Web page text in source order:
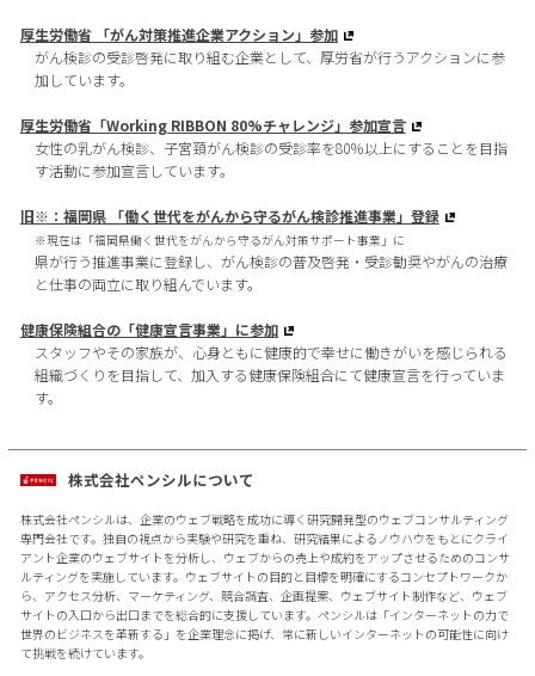
厚生労働省 「がん対策推進企業アクション」参加
がん検診の受診啓発に取り組む企業として、厚労省が行うアクションに参
加しています。
厚生労働省「Working RIBBON 80%チャレンジ」参加宣言
女性の乳がん検診、子宮頚がん検診の受診率を80％以上にすることを目指
す活動に参加宣言しています。
旧※：福岡県 「働く世代をがんから守るがん検診推進事業」登録
※現在は「福岡県働く世代をがんから守るがん対策サポート事業」に
県が行う推進事業に登録し、がん検診の普及啓発・受診勧奨やがんの治療
と仕事の両立に取り組んでいます。
健康保険組合の「健康宣言事業」に参加
スタッフやその家族が、心身ともに健康的で幸せに働きがいを感じられる
組織づくりを目指して、加入する健康保険組合にて健康宣言を行っていま
す。
株式会社ペンシルについて
株式会社ペンシルは、企業のウェブ戦略を成功に導く研究開発型のウェブコンサルティング
専門会社です。独自の視点から実験や研究を重ね、研究結果によるノウハウをもとにクライ
アント企業のウェブサイトを分析し、ウェブからの売上や成約をアップさせるためのコンサ
ルティングを実施しています。ウェブサイトの目的と目標を明確にするコンセプトワークか
ら、アクセス分析、マーケティング、競合調査、企画提案、ウェブサイト制作など、ウェブ
サイトの入口から出口までを総合的に支援しています。ペンシルは「インターネットの力で
世界のビジネスを革新する」を企業理念に掲げ、常に新しいインターネットの可能性に向け
て挑戦を続けています。